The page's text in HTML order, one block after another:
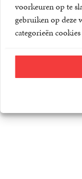
voorkeuren op te
gebruiken op deze
categorieën